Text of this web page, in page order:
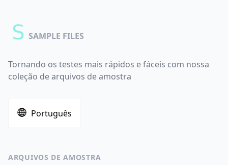
SAMPLE FILES
Tornando os testes mais rápidos e fáceis com nossa
coleção de arquivos de amostra
Português
ARQUIVOS DE AMOSTRA